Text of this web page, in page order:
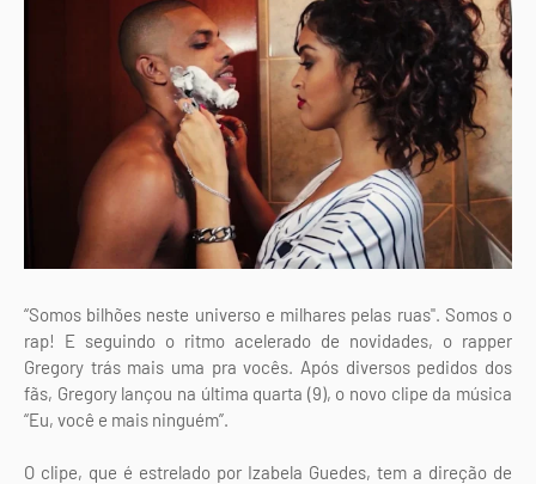
“Somos bilhões neste universo e milhares pelas ruas". Somos o
rap! E seguindo o ritmo acelerado de novidades, o rapper
Gregory trás mais uma pra vocês. Após diversos pedidos dos
fãs, Gregory lançou na última quarta (9), o novo clipe da música
“Eu, você e mais ninguém”.
O clipe, que é estrelado por Izabela Guedes, tem a direção de